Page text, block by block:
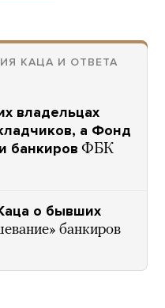
КАЦА И ОТВЕТА
владельцах
а Фонд
банкиров ФБК
о бывших
банкиров